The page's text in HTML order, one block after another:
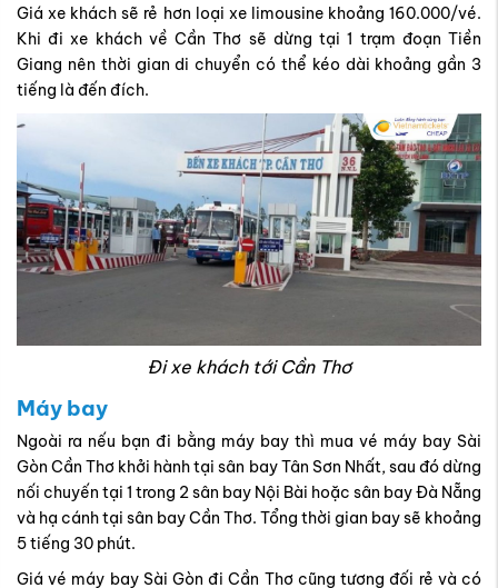
Giá xe khách sẽ rẻ hơn loại xe limousine khoảng 160.000/vé.
Khi đi xe khách về Cần Thơ sẽ dừng tại 1 trạm đoạn Tiền
Giang nên thời gian di chuyển có thể kéo dài khoảng gần 3
tiếng là đến đích.
Đi xe khách tới Cần Thơ
Máy bay
Ngoài ra nếu bạn đi bằng máy bay thì mua vé máy bay Sài
Gòn Cần Thơ khởi hành tại sân bay Tân Sơn Nhất, sau đó dừng
nối chuyến tại 1 trong 2 sân bay Nội Bài hoặc sân bay Đà Nẵng
và hạ cánh tại sân bay Cần Thơ. Tổng thời gian bay sẽ khoảng
5 tiếng 30 phút.
Giá vé máy bay Sài Gòn đi Cần Thơ cũng tương đối rẻ và có